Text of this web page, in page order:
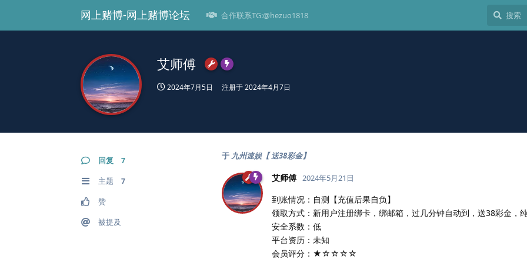
网上赌博-网上赌博论坛 合作联系TG:@hezuo1818
艾师傅
2024年7月5日 注册于2024年4月7日
回复 7
主题 7
赞
被提及
于 九州速娱【 送38彩金】
艾师傅 2024年5月21日
到账情况：自测【充值后果自负】
领取方式：新用户注册绑卡，绑邮箱，过几分钟自动到，送38彩金，纯
安全系数：低
平台资历：未知
会员评分：★☆☆☆☆